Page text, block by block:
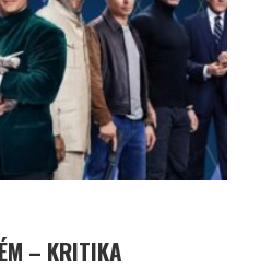
– KRITIKA